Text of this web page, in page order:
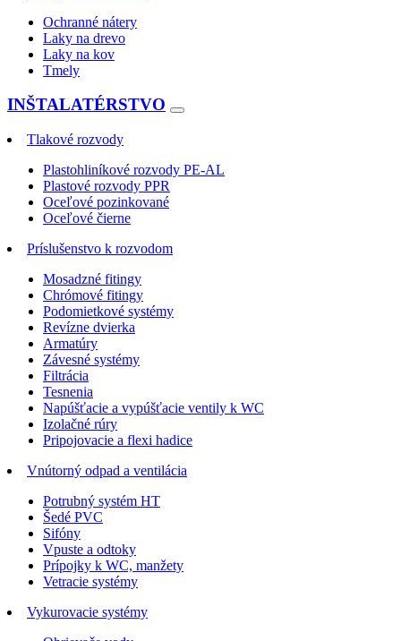
Ochranné nátery
Laky na drevo
Laky na kov
Tmely
INŠTALATÉRSTVO
Tlakové rozvody
Plastohliníkové rozvody PE-AL
Plastové rozvody PPR
Oceľové pozinkované
Oceľové čierne
Príslušenstvo k rozvodom
Mosadzné fitingy
Chrómové fitingy
Podomietkové systémy
Revízne dvierka
Armatúry
Závesné systémy
Filtrácia
Tesnenia
Napúšťacie a vypúšťacie ventily k WC
Izolačné rúry
Pripojovacie a flexi hadice
Vnútorný odpad a ventilácia
Potrubný systém HT
Šedé PVC
Sifóny
Vpuste a odtoky
Prípojky k WC, manžety
Vetracie systémy
Vykurovacie systémy